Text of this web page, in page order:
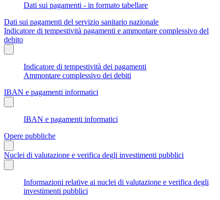
Dati sui pagamenti - in formato tabellare
Dati sui pagamenti del servizio sanitario nazionale
Indicatore di tempestività pagamenti e ammontare complessivo del
debito
Indicatore di tempestività dei pagamenti
Ammontare complessivo dei debiti
IBAN e pagamenti informatici
IBAN e pagamenti informatici
Opere pubbliche
Nuclei di valutazione e verifica degli investimenti pubblici
Informazioni relative ai nuclei di valutazione e verifica degli
investimenti pubblici